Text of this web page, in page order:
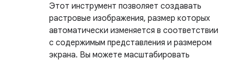
Этот инструмент позволяет создавать
растровые изображения, размер которых
автоматически изменяется в соответствии
с содержимым представления и размером
экрана. Вы можете масштабировать